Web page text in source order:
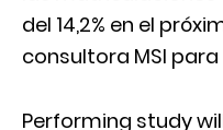
del 14,2% en el
consultora MSI
Performing study